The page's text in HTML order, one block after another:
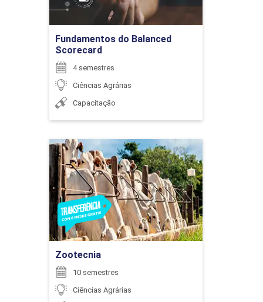
ENCONTRO ACADÊMICO/AVALIAÇÃO
ENCONTRO ACADÊMICO/AVALIAÇÃO
6
Fundamentos do Balanced
Scorecard
4 semestres
Ciências Agrárias
Capacitação
Ir para Inscrição
Zootecnia
10 semestres
Ciências Agrárias
Zootecnia
Detalhes do curso
Ir para Inscrição